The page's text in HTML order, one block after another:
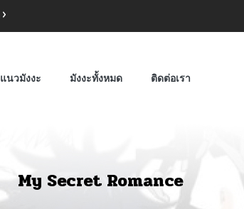
แนวมังงะ มังงะทั้งหมด ติดต่อเรา
My Secret Romance